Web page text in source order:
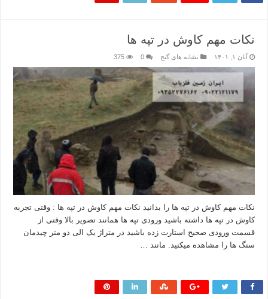
نکات مهم کاوش در تپه ها
آبان ۱, ۱۴۰۱ نشانه های گنج 0
375
نکات مهم کاوش در تپه ها را بدانید نکات مهم کاوش در تپه ها : وقتی تجربه
کاوش در تپه ها داشته باشید ورودی تپه ها همانند تصویر بالا وقتی از
قسمت ورودی صحیح استارت زده باشید در متراژ یک الی دو متر چیدمان
سنگ ها را مشاهده میکنید. مانند …